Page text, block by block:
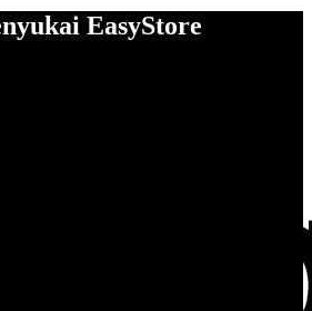
EasyStore